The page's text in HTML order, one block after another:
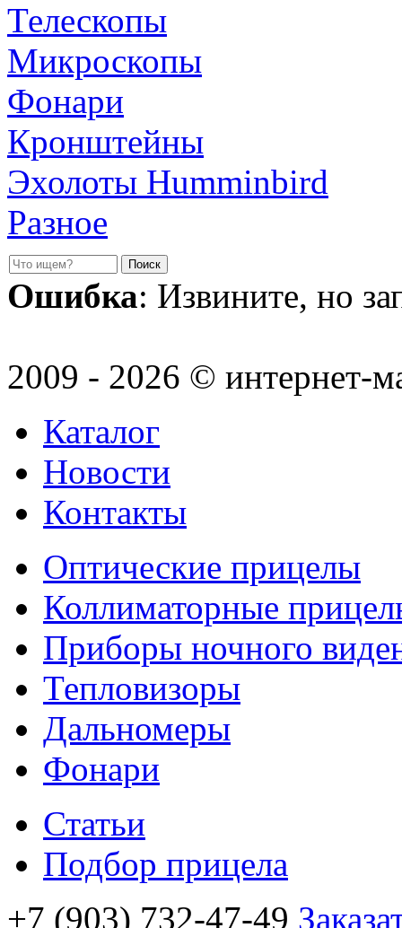
Телескопы
Микроскопы
Фонари
Кронштейны
Эхолоты Humminbird
Разное
Ошибка: Извините, но
2009 - 2026 © интернет-
Каталог
Новости
Контакты
Оптические прицелы
Коллиматорные
Приборы ночного
Тепловизоры
Дальномеры
Фонари
Статьи
Подбор прицела
+7 (903) 732-47-49